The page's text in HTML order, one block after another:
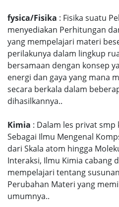
fysica/Fisika : Fisika suatu
menyediakan Perhitungan
yang mempelajari materi
perilakunya dalam lingkup
bersamaan dengan konsep
energi dan gaya yang mana
secara berkala dalam
dihasilkannya..
Kimia : Dalam les privat
Sebagai Ilmu Mengenal
dari Skala atom hingga
Interaksi, Ilmu Kimia cabang
mempelajari tentang
Perubahan Materi yang
umumnya..